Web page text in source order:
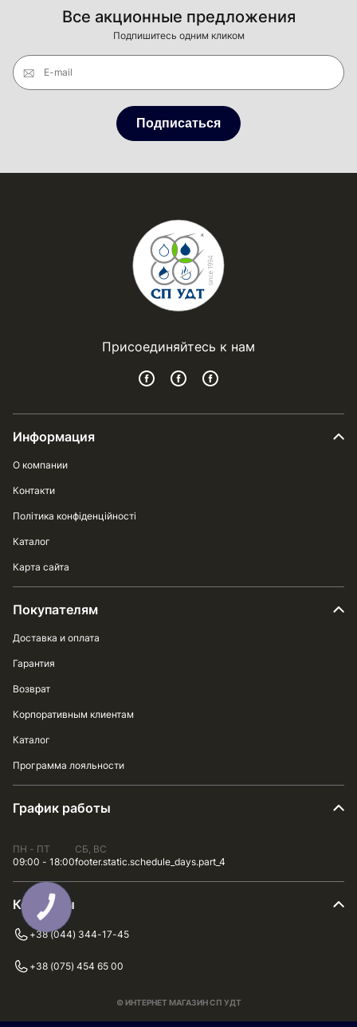
Все акционные предложения
Подпишитесь одним кликом
E-mail
Подписаться
Присоединяйтесь к нам
Информация
О компании
Контакти
Політика конфіденційності
Каталог
Карта сайта
Покупателям
Доставка и оплата
Гарантия
Возврат
Корпоративным клиентам
Каталог
Программа лояльности
График работы
ПН - ПТ
09:00 - 18:00
СБ, ВС
footer.static.schedule_days.part_4
Контакты
+38 (044) 344-17-45
+38 (075) 454 65 00
© ИНТЕРНЕТ МАГАЗИН СП УДТ